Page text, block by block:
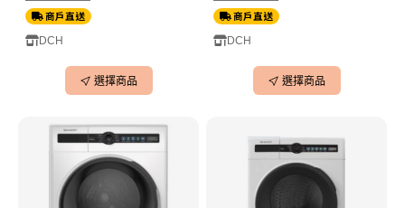
商戶直送
DCH
選擇商品
商戶直送
DCH
選擇商品